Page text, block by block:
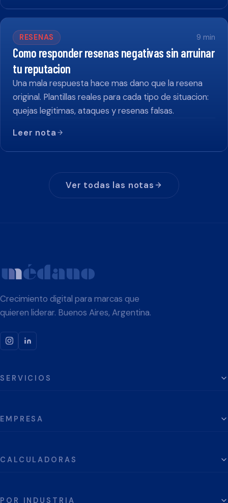
RESENAS 9 min
Como responder resenas negativas sin arruinar
tu reputacion
Una mala respuesta hace mas dano que la resena
original. Plantillas reales para cada tipo de situacion:
quejas legitimas, ataques y resenas falsas.
Leer nota
Ver todas las notas
Crecimiento digital para marcas que
quieren liderar. Buenos Aires, Argentina.
SERVICIOS
EMPRESA
CALCULADORAS
POR INDUSTRIA